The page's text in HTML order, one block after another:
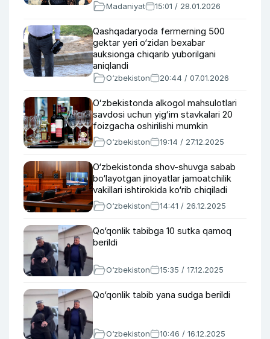
Madaniyat 15:01 / 28.01.2026
Qashqadaryoda fermerning 500
gektar yeri o‘zidan bexabar
auksionga chiqarib yuborilgani
aniqlandi
O‘zbekiston 20:44 / 07.01.2026
Oʻzbekistonda alkogol mahsulotlari
savdosi uchun yigʻim stavkalari 20
foizgacha oshirilishi mumkin
O‘zbekiston 19:14 / 27.12.2025
O‘zbekistonda shov-shuvga sabab
bo‘layotgan jinoyatlar jamoatchilik
vakillari ishtirokida ko‘rib chiqiladi
O‘zbekiston 14:41 / 26.12.2025
Qo‘qonlik tabibga 10 sutka qamoq
berildi
O‘zbekiston 15:35 / 17.12.2025
Qo‘qonlik tabib yana sudga berildi
O‘zbekiston 10:46 / 16.12.2025